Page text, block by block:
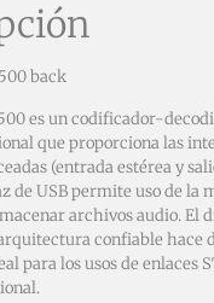
es un codificador-
que proporciona las
(entrada estérea y
de USB permite uso de la
archivos audio. El
confiable hace
para los usos de enlaces